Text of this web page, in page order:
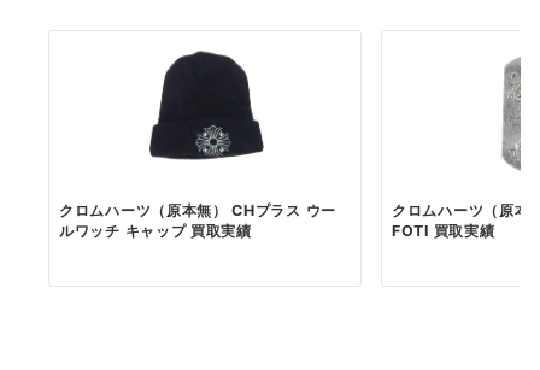
クロムハーツ（原本無） CHプラス ウー
ルワッチ キャップ 買取実績
クロムハーツ（原本
FOTI 買取実績